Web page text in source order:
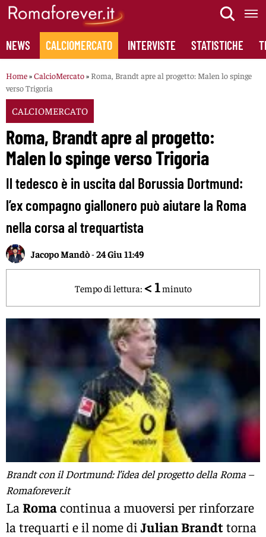
Skip
content
NEWS CALCIOMERCATO INTERVISTE STATISTICHE
Home»CalcioMercato» Roma, Brandt apre al progetto: Malen lo spinge
verso Trigoria
CALCIOMERCATO
Roma, Brandt apre al progetto:
Malen lo spinge verso Trigoria
Il tedesco è in uscita dal Borussia Dortmund:
l’ex compagno giallonero può aiutare la Roma
nella corsa al trequartista
Jacopo Mandò-24 Giu 11:49
Tempo di lettura: < 1 minuto
Brandt con il Dortmund: l’idea del progetto della Roma –
Romaforever.it
La Romacontinua a muoversi per rinforzare
la trequarti e il nome di Julian Brandttorna